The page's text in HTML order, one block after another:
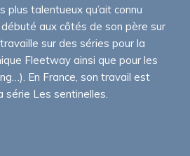
plus talentueux qu’ait connu
aux côtés de son père sur
sur des séries pour la
Fleetway ainsi que pour les
En France, son travail est
série Les sentinelles.